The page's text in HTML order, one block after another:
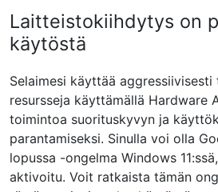
Laitteistokiihdytys on
käytöstä
Selaimesi käyttää aggressiivisesti
resursseja käyttämällä Hardware
toimintoa suorituskyvyn ja
parantamiseksi. Sinulla voi olla
lopussa -ongelma Windows
aktivoitu. Voit ratkaista tämän